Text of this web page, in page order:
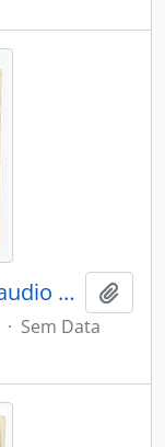
. Eurico Salles e José Celso Claudio posando ao lado de funcionárias e funcionário. Prédio da FAFI [?]. Vitória [?] Observação: Carimbo no verso: SECRETARIA DA EDUCAÇÃO E SAUDE. Serviço de Cinema, Rádio e Teatro Educativo. Secção Fotográfica. Referência Nº 102 Letra B. VITÓRIA - ESTADO DO E.SANTO
· Sem Data